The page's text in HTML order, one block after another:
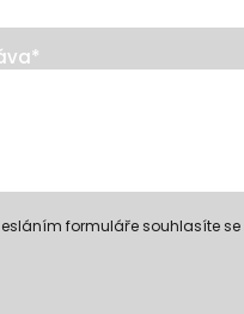
*
formuláře souhlasíte se